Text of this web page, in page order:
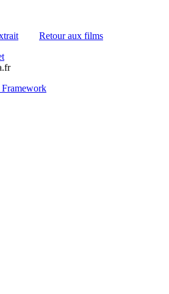
Retour aux films